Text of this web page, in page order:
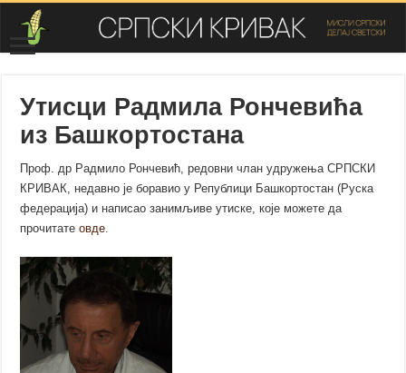
Утисци Радмила Рончевића
из Башкортостана
Проф. др Радмило Рончевић, редовни члан удружења СРПСКИ
КРИВАК, недавно је боравио у Републици Башкортостан (Руска
федерација) и написао занимљиве утиске, које можете да
прочитатеовде